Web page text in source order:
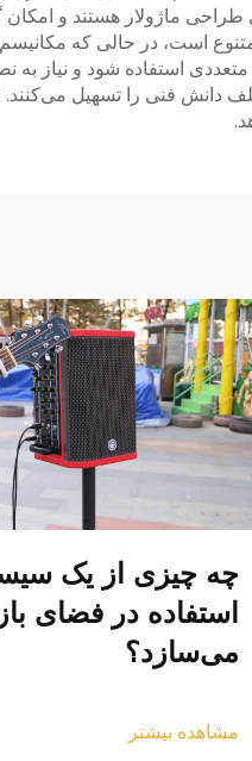
طراحی ماژولار هستند و
است، در حالی که
استفاده شود و نیاز به
دانش فنی را تسهیل می‌کنند.
چه چیزی از یک
استفاده در فضای
می‌سازد؟
مشاهده بیشتر